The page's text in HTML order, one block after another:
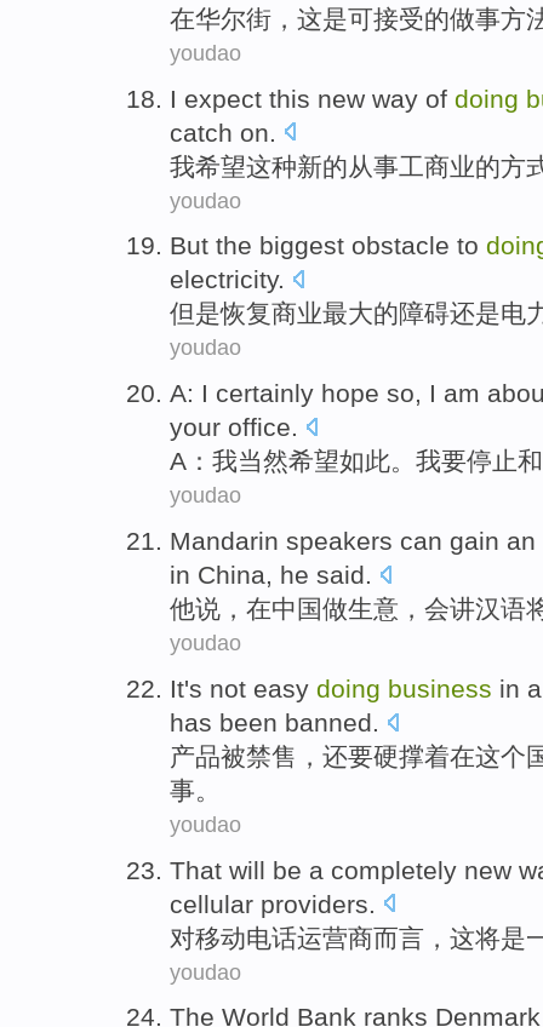
在华尔街 ， 这是可接受的做事方
youdao
I expect this new way of doing
catch on
我希望这种新的从事工商业的方
youdao
But the biggest obstacle to
electricity.
但是恢复商业最大的障碍还是电
youdao
A: I certainly hope so, I am
your office.
A ： 我当然希望如此。我要停止和
youdao
Mandarin speakers can gain
in China, he said.
他说 ， 在中国做生意 ，会讲汉语
youdao
It's not easy doing business in
has been banned.
产品被禁售，还要硬撑着在这个
事。
youdao
That will be a completely new
cellular providers
对移动电话运营商而言 ， 这将是
youdao
The World Bank ranks Denmark